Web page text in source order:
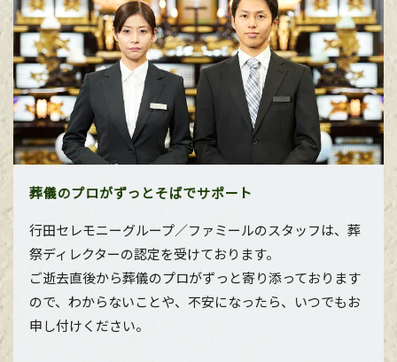
葬儀のプロがずっとそばでサポート
行田セレモニーグループ／ファミールのスタッフは、葬
祭ディレクターの認定を受けております。
ご逝去直後から葬儀のプロがずっと寄り添っております
ので、わからないことや、不安になったら、いつでもお
申し付けください。